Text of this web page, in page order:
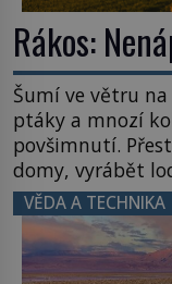
Rákos:
Šumí ve větru
ptáky a mnozí
povšimnutí.
domy, vyrábět
inspiroval řadu
užitečná rostlina
Většina lidí
letního koupání.
VĚDA A TECHNIKA